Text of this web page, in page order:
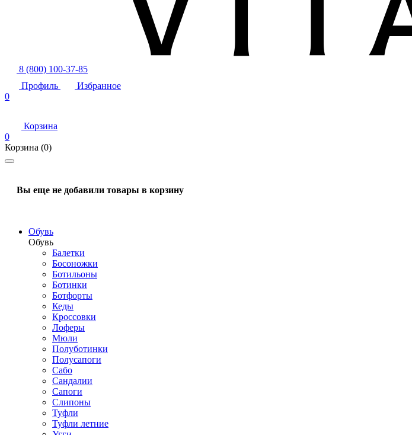
8 (800) 100-37-85
Профиль
Избранное
0
Корзина
0
Корзина (0)
Вы еще не добавили товары в корзину
Обувь
Обувь
Балетки
Босоножки
Ботильоны
Ботинки
Ботфорты
Кеды
Кроссовки
Лоферы
Мюли
Полуботинки
Полусапоги
Сабо
Сандалии
Сапоги
Слипоны
Туфли
Туфли летние